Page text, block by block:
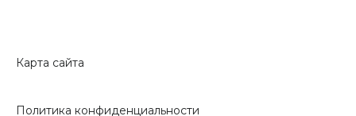
Карта сайта
Политика конфиденциальности